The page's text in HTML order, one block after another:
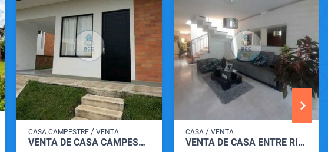
CASA CAMPESTRE /VENTA
VENTA DE CASA CAMPESTRE VILLA ESTAMPA VIA CARTAGO - ANSERMANUEVO
CASA /VENTA
VENTA DE CASA ENTRE RIOS CARTAGO VALLE